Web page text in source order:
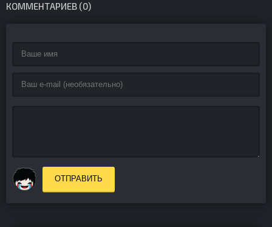
КОММЕНТАРИЕВ (0)
ОТПРАВИТЬ